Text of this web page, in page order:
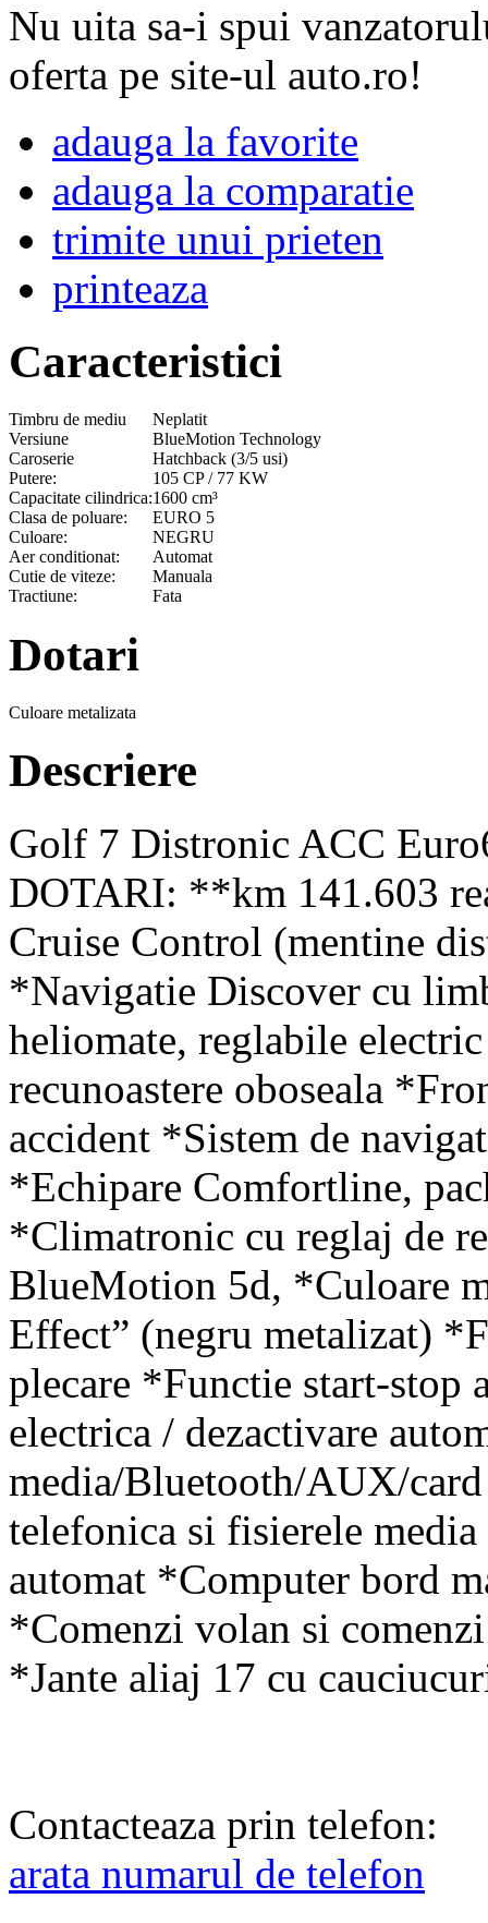
Nu uita sa-i spui
oferta pe site-ul auto.ro!
adauga la favorite
adauga la comparatie
trimite unui prieten
printeaza
Caracteristici
Timbru de mediu
Neplatit
Versiune
BlueMotion Technology
Caroserie
Hatchback (3/5 usi)
Putere:
105 CP / 77 KW
Capacitate cilindrica:1600 cm³
Clasa de poluare:
EURO 5
Culoare:
NEGRU
Aer conditionat:
Automat
Cutie de viteze:
Manuala
Tractiune:
Fata
Dotari
Culoare metalizata
Descriere
Golf 7 Distronic ACC
DOTARI: **km 141.603
Cruise Control (mentine
*Navigatie Discover cu
heliomate, reglabile
recunoastere oboseala
accident *Sistem de
*Echipare Comfortline,
*Climatronic cu reglaj de
BlueMotion 5d, *Culoare
Effect” (negru metalizat)
plecare *Functie start-stop
electrica / dezactivare
media/Bluetooth/AUX/
telefonica si fisierele
automat *Computer bord
*Comenzi volan si
*Jante aliaj 17 cu
Contacteaza prin telefon:
arata numarul de telefon